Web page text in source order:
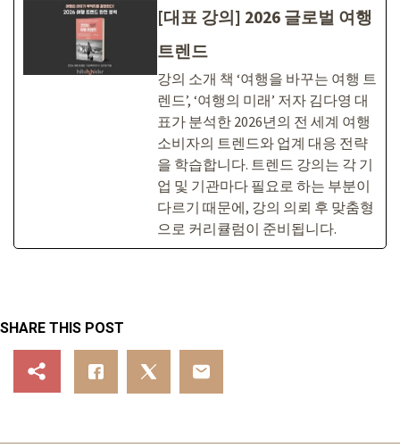
[대표 강의] 2026 글로벌 여행
트렌드
강의 소개 책 ‘여행을 바꾸는 여행 트
렌드’, ‘여행의 미래’ 저자 김다영 대
표가 분석한 2026년의 전 세계 여행
소비자의 트렌드와 업계 대응 전략
을 학습합니다. 트렌드 강의는 각 기
업 및 기관마다 필요로 하는 부분이
다르기 때문에, 강의 의뢰 후 맞춤형
으로 커리큘럼이 준비됩니다.
SHARE THIS POST